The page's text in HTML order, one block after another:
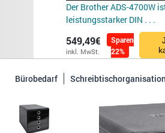
Der Brother ADS-4700W
leistungsstarker DIN . . .
549,49€
inkl. MwSt.
Sparen
22%
Bürobedarf Schreibtischorganisation